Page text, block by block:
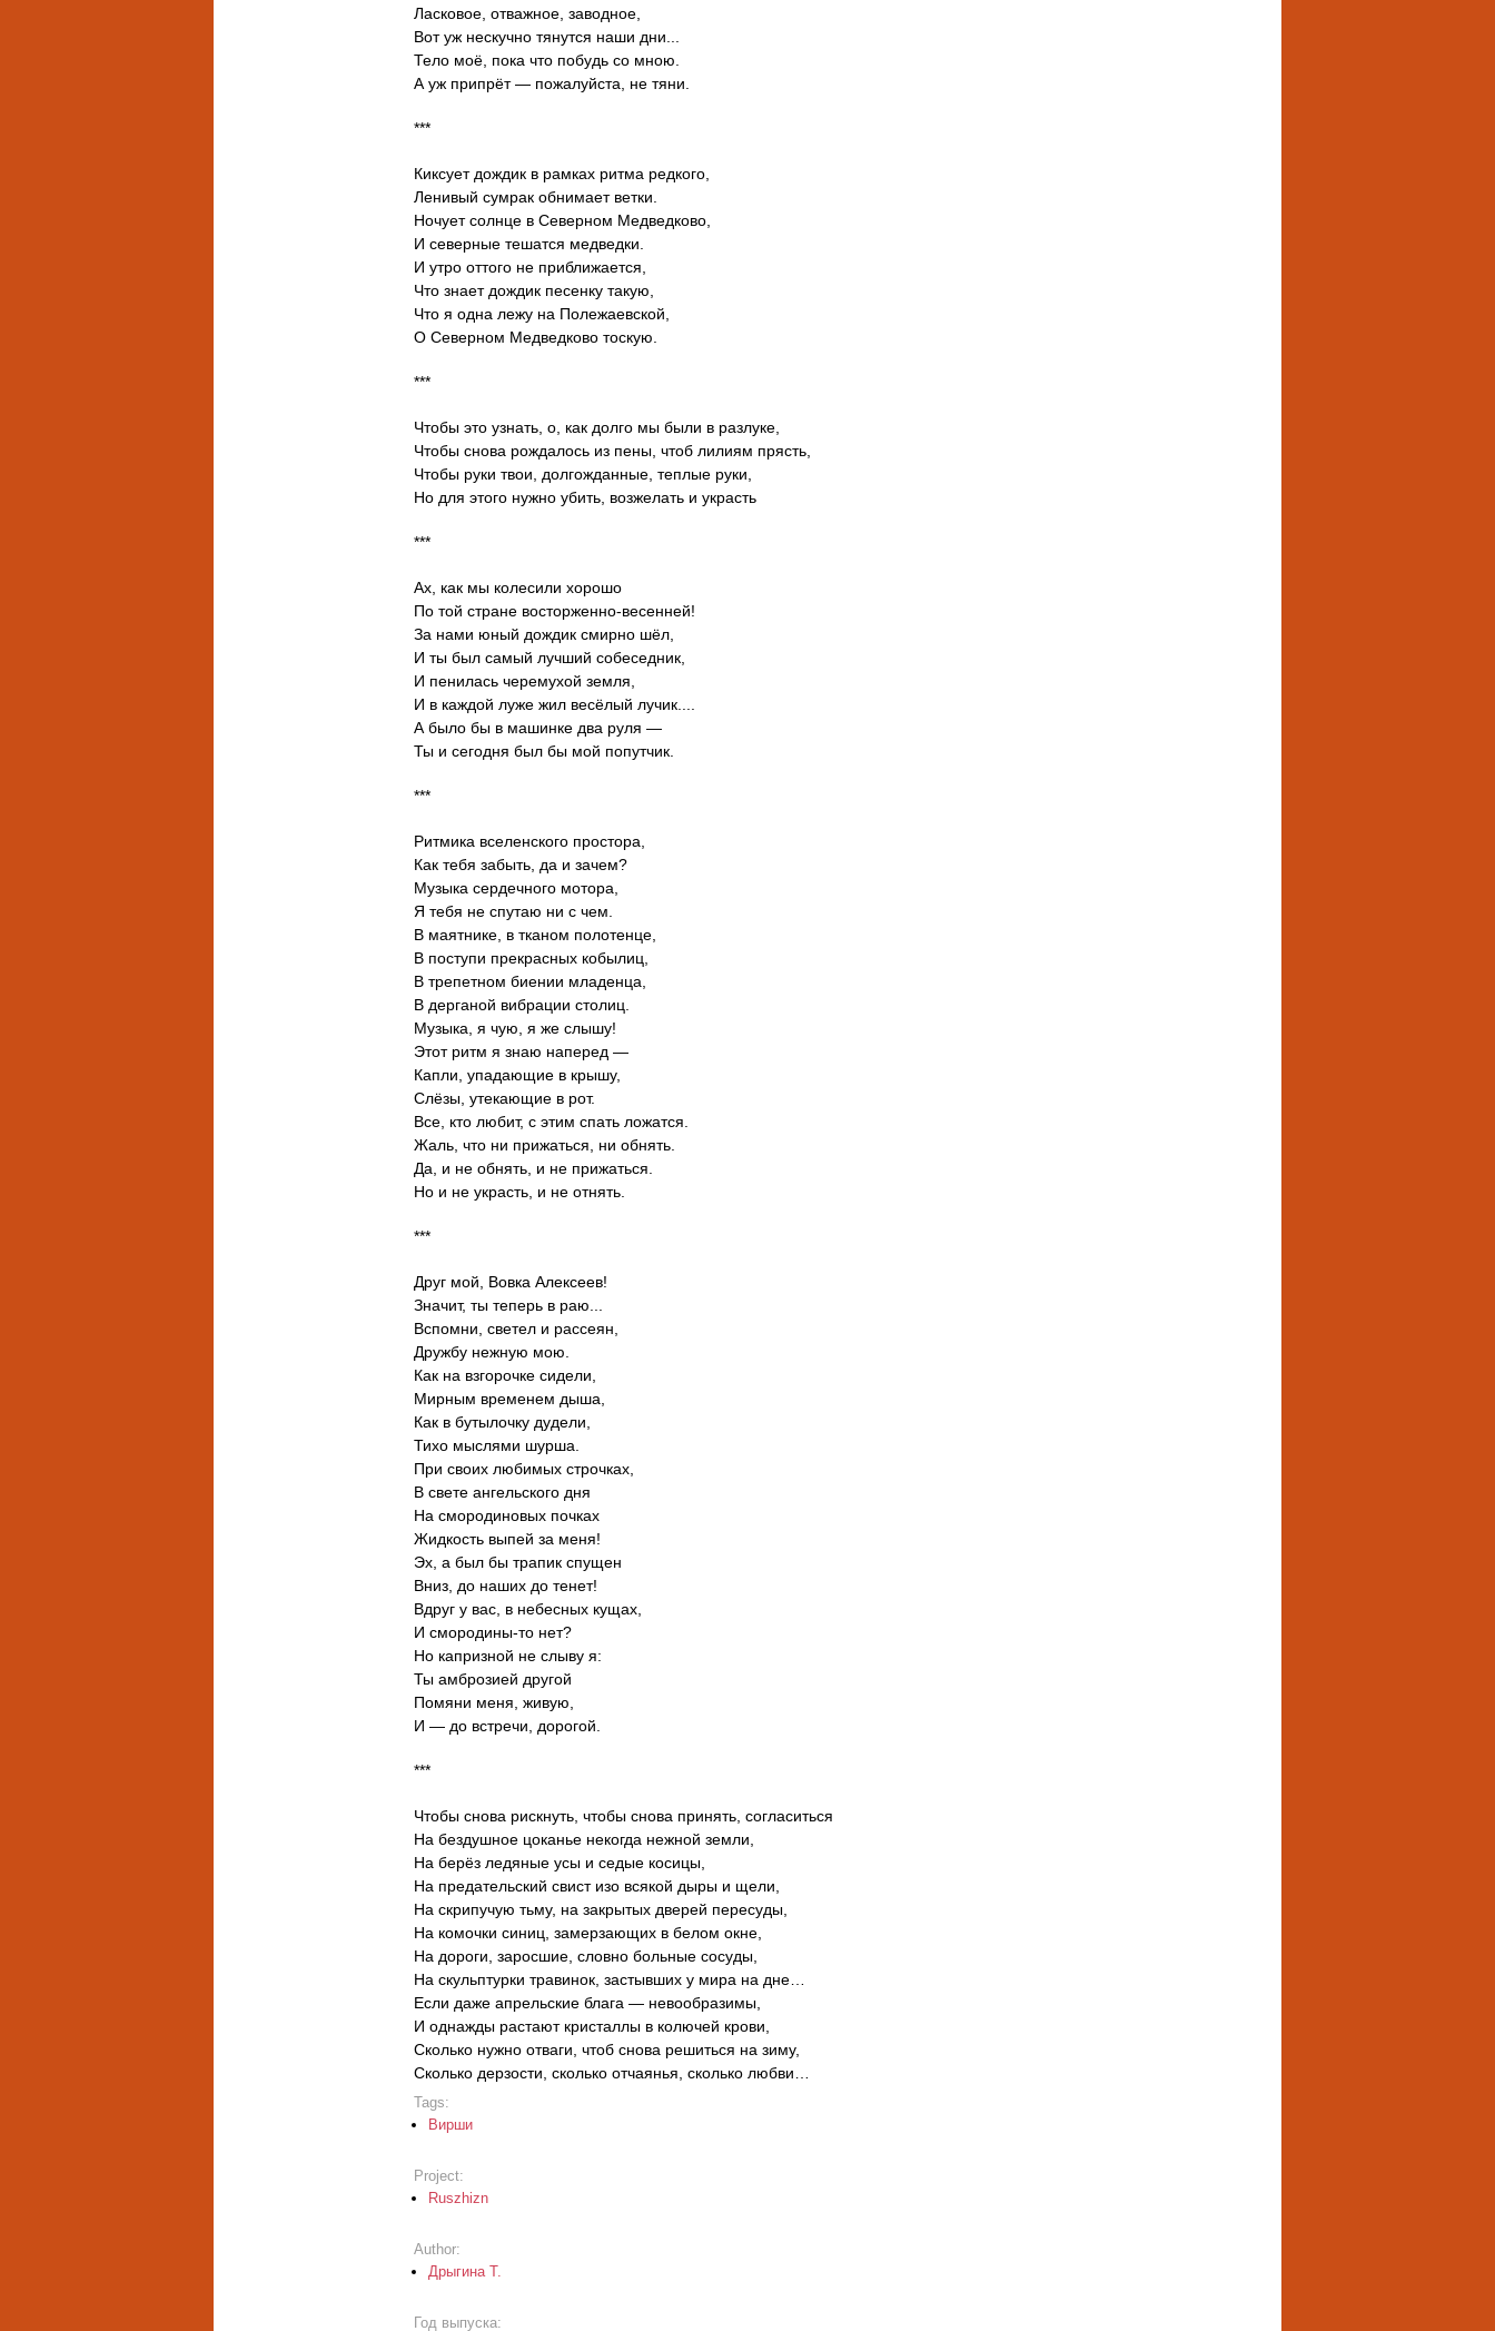
Ласковое, отважное, заводное,
Вот уж нескучно тянутся наши дни...
Тело моё, пока что побудь со мною.
А уж припрёт — пожалуйста, не тяни.
***
Киксует дождик в рамках ритма редкого,
Ленивый сумрак обнимает ветки.
Ночует солнце в Северном Медведково,
И северные тешатся медведки.
И утро оттого не приближается,
Что знает дождик песенку такую,
Что я одна лежу на Полежаевской,
О Северном Медведково тоскую.
***
Чтобы это узнать, о, как долго мы были в разлуке,
Чтобы снова рождалось из пены, чтоб лилиям прясть,
Чтобы руки твои, долгожданные, теплые руки,
Но для этого нужно убить, возжелать и украсть
***
Ах, как мы колесили хорошо
По той стране восторженно-весенней!
За нами юный дождик смирно шёл,
И ты был самый лучший собеседник,
И пенилась черемухой земля,
И в каждой луже жил весёлый лучик....
А было бы в машинке два руля —
Ты и сегодня был бы мой попутчик.
***
Ритмика вселенского простора,
Как тебя забыть, да и зачем?
Музыка сердечного мотора,
Я тебя не спутаю ни с чем.
В маятнике, в тканом полотенце,
В поступи прекрасных кобылиц,
В трепетном биении младенца,
В дерганой вибрации столиц.
Музыка, я чую, я же слышу!
Этот ритм я знаю наперед —
Капли, упадающие в крышу,
Слёзы, утекающие в рот.
Все, кто любит, с этим спать ложатся.
Жаль, что ни прижаться, ни обнять.
Да, и не обнять, и не прижаться.
Но и не украсть, и не отнять.
***
Друг мой, Вовка Алексеев!
Значит, ты теперь в раю...
Вспомни, светел и рассеян,
Дружбу нежную мою.
Как на взгорочке сидели,
Мирным временем дыша,
Как в бутылочку дудели,
Тихо мыслями шурша.
При своих любимых строчках,
В свете ангельского дня
На смородиновых почках
Жидкость выпей за меня!
Эх, а был бы трапик спущен
Вниз, до наших до тенет!
Вдруг у вас, в небесных кущах,
И смородины-то нет?
Но капризной не слыву я:
Ты амброзией другой
Помяни меня, живую,
И — до встречи, дорогой.
***
Чтобы снова рискнуть, чтобы снова принять, согласиться
На бездушное цоканье некогда нежной земли,
На берёз ледяные усы и седые косицы,
На предательский свист изо всякой дыры и щели,
На скрипучую тьму, на закрытых дверей пересуды,
На комочки синиц, замерзающих в белом окне,
На дороги, заросшие, словно больные сосуды,
На скульптурки травинок, застывших у мира на дне…
Если даже апрельские блага — невообразимы,
И однажды растают кристаллы в колючей крови,
Сколько нужно отваги, чтоб снова решиться на зиму,
Сколько дерзости, сколько отчаянья, сколько любви…
Tags:
Вирши
Project:
Ruszhizn
Author:
Дрыгина Т.
Год выпуска: